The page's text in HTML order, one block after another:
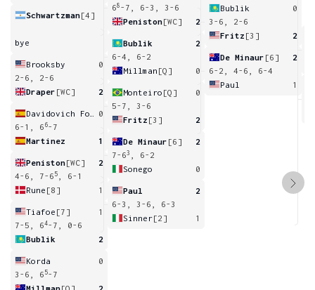
Schwartzman[4]
bye
Brooksby
0
2-6, 2-6
Draper [WC] 2
0
6-1, 6 6-7
Martinez
1
Peniston[WC]
2
4-6, 7-6 5
, 6-1
Rune [8] 1
Tiafoe [7]
1
7-5, 64-7, 0-6
Bublik
2
Korda
0
3-6, 6 5-7
Millman[Q] 2
68 -7, 6-3, 3-6
Peniston[WC] 2
Bublik
2
6-4, 6-2
Millman [Q] 0
Monteiro [Q]
0
5-7, 3-6
Fritz [3] 2
De Minaur [6]
2
7-63
, 6-2
Sonego
0
Paul
2
6-3, 3-6, 6-3
Sinner[2] 1
Bublik
0
3-6, 2-6
Fritz [3] 2
De Minaur [6]
2
6-2, 4-6, 6-4
Paul
1